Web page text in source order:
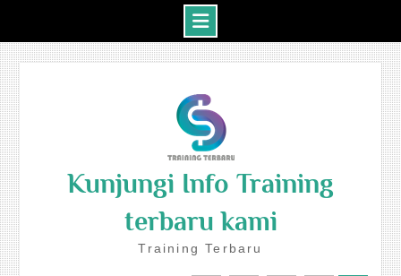
Kunjungi Info Training
terbaru kami
Training Terbaru